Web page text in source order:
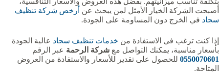
أصبحت الشركة الخيار الأمثل لمن يبحث عن أرخص شركة تنظيف
سجاد في الخرج دون المساومة على الجودة.
إذا كنت ترغب في الاستفادة من خدمات تنظيف سجاد عالية الجودة
بأسعار مناسبة، يمكنك التواصل مع شركة الرحمة عبر الرقم
0550070601 للحصول على تقدير للأسعار والاستفادة من العروض
المتاحة.